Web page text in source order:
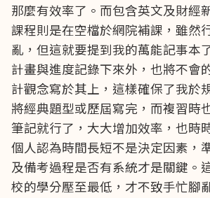
那麼有效率了。而包含英文及財經
課程則是在空檔於網院補課，雖然
亂，但這就要提到我的萬能記事本
計畫與進度記錄下來外，也將不會
計觀念寫於其上，這樣確保了我於
將經典題型或歷屆寫完，而複習時
筆記就行了，大大增加效率，也時
個人認為時間長短不是決定因素，
及備考過程是否有系統才是關鍵。
校的學分壓至最低，才不致手忙腳